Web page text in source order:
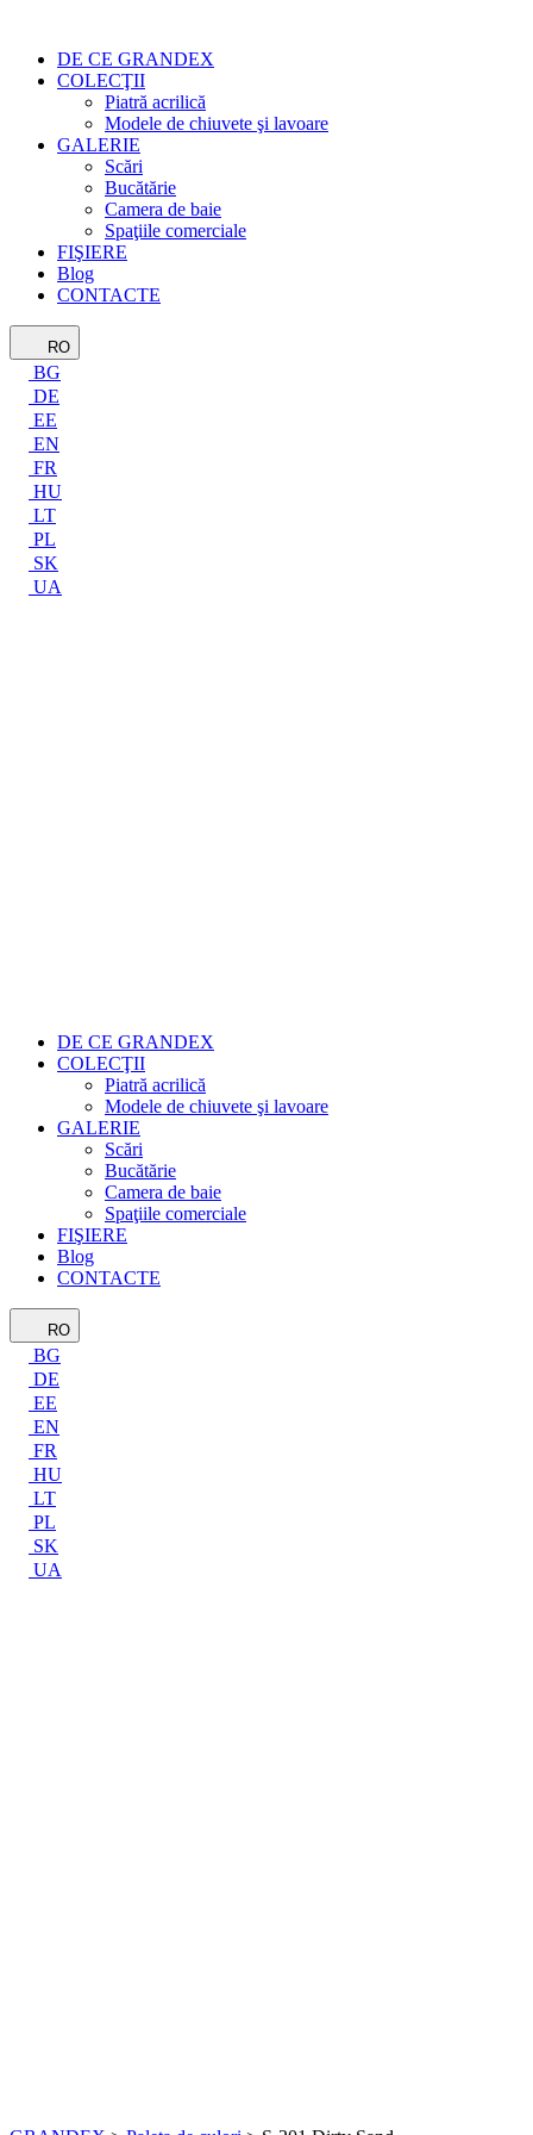
DE CE GRANDEX
COLECŢII
Piatră acrilică
Modele de chiuvete şi lavoare
GALERIE
Scări
Bucătărie
Camera de baie
Spaţiile comerciale
FIŞIERE
Blog
CONTACTE
RO
BG
DE
EE
EN
FR
HU
LT
PL
SK
UA
DE CE GRANDEX
COLECŢII
Piatră acrilică
Modele de chiuvete şi lavoare
GALERIE
Scări
Bucătărie
Camera de baie
Spaţiile comerciale
FIŞIERE
Blog
CONTACTE
RO
BG
DE
EE
EN
FR
HU
LT
PL
SK
UA